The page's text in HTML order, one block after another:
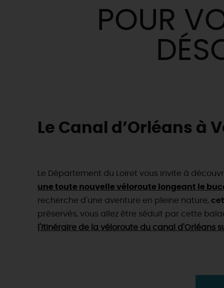
POUR
Le Canal d’Orléans à
Le Département du Loiret vous invite à
une toute nouvelle véloroute longeant le
recherche d'une aventure en pleine nature,
préservés, vous allez être séduit par cette
l'itinéraire de la véloroute du canal d'Orléans